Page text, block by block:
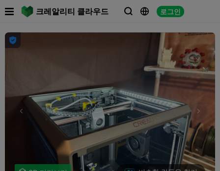
크레알리티 클라우드   로그인
 
